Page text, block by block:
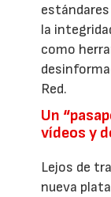
la
como
Red.
Un
vídeos y
Lejos de
nueva